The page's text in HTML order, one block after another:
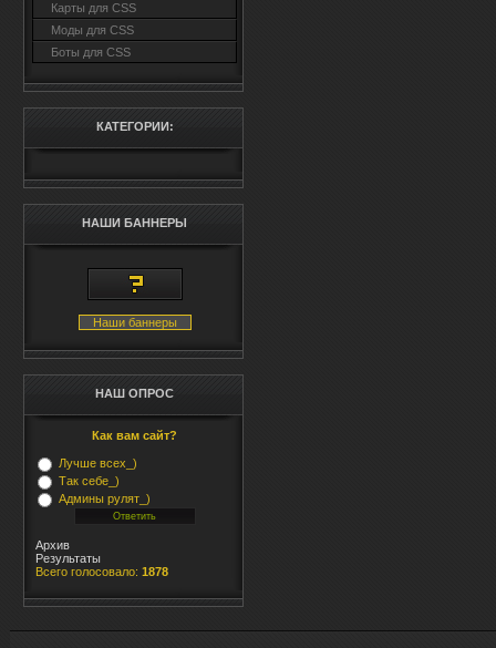
Карты для CSS
Моды для CSS
Боты для CSS
КАТЕГОРИИ:
НАШИ БАННЕРЫ
Наши баннеры
НАШ ОПРОС
Как вам сайт?
Лучше всех_)
Так себе_)
Админы рулят_)
Архив
Результаты
Всего голосовало: 1878